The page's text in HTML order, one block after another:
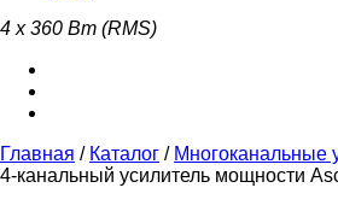
4 x 360 Вт (RMS)
Главная / Каталог / Многоканальные
4-канальный усилитель мощности